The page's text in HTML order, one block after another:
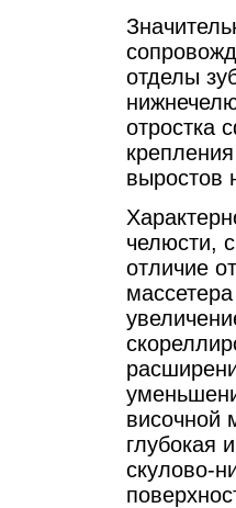
отделы
отростка
выростов
челюсти,
отличие
височной
глубокая
скулово-